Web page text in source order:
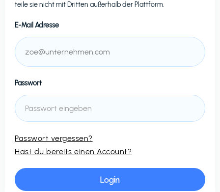
teile sie nicht mit Dritten außerhalb der Plattform.
E-Mail Adresse
Passwort
Passwort vergessen?
Hast du bereits einen Account?